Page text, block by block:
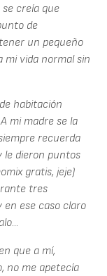
creía que
de
un pequeño
mi vida normal sin
habitación
mi madre se la
recuerda
le dieron puntos
gratis, jeje)
tres
en ese caso claro
que a mí,
no me apetecía